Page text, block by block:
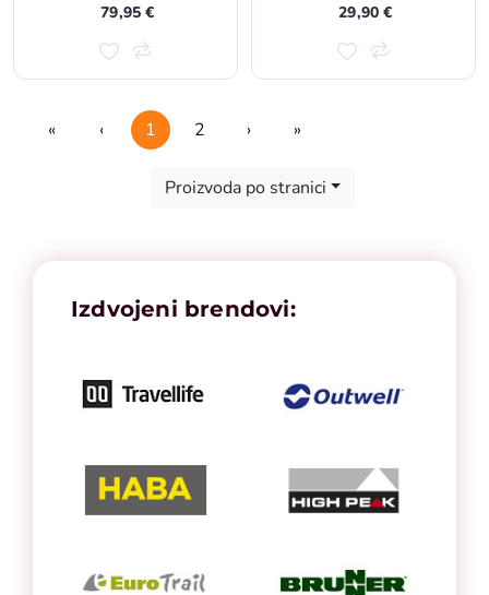
79,95 € 29,90 €
«First ‹Previous
1 2 ›Next »Last
Proizvoda po stranici
Izdvojeni brendovi: